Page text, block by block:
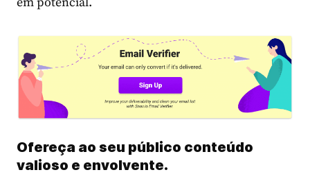
Ofereça ao seu público conteúdo
valioso e envolvente.